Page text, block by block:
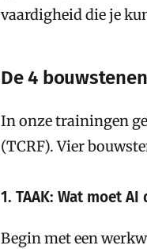
vaardigheid die je
De 4
In onze trainingen
(TCRF). Vier
1. TAAK: Wat moet AI
Begin met een